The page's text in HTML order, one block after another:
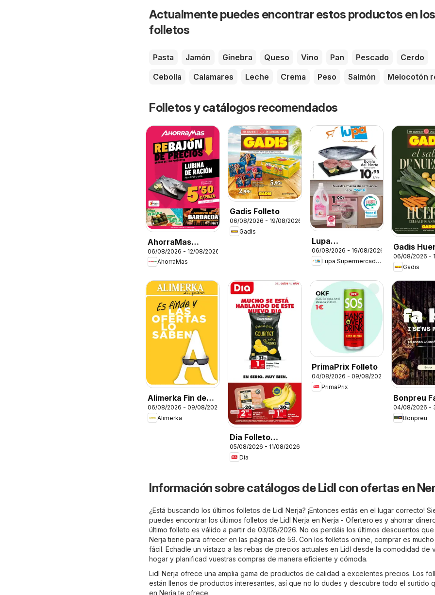
Actualmente puedes encontrar estos productos en los
folletos
Pasta Jamón Ginebra Queso Vino Pan Pescado
Cerdo
Cebolla
Calamares Leche Crema Peso Salmón Melocotón
Folletos y catálogos recomendados
AhorraMas
Folleto
06/08/2026 - 12/08/2026
AhorraMas
Gadis Folleto
06/08/2026 - 19/08/2026
Gadis
Lupa
Supermercados
Folleto
06/08/2026 - 19/08/2026
Lupa Supermercados
Gadis
06/08/2026 -
Gadis
Alimerka Fin de
semana
06/08/2026 - 09/08/2026
Alimerka
Dia Folleto
Market
05/08/2026 - 11/08/2026
Dia
PrimaPrix Folleto
04/08/2026 - 09/08/2026
PrimaPrix
Bonpreu
Se'ns
04/08/2026 -
Bonpreu
Información sobre catálogos de Lidl con ofertas en
¿Está buscando los últimos folletos de Lidl Nerja? ¡Entonces estás en el lugar correcto!
puedes encontrar los últimos folletos de Lidl Nerja en Nerja - Ofertero.es y ahorrar
último folleto es válido a partir de 03/08/2026. No os perdáis los últimos descuentos que
Nerja tiene para ofrecer en las páginas de 59. Con los folletos online, comprar es mucho
fácil. Echadle un vistazo a las rebas de precios actuales en Lidl desde la comodidad de
hogar y planificad vuestras compras de manera eficiente y cómoda.
Lidl Nerja ofrece una amplia gama de productos de calidad a excelentes precios. Los
están llenos de productos interesantes, así que no lo dudes y descubre todo el surtido
en Nerja te ofrece.